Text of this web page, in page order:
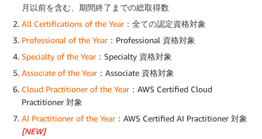
月以前を含む、期間終了までの総取得数
All Certifications of the Year：全ての認定資格対象
Professional of the Year：Professional 資格対象
Specialty of the Year：Specialty 資格対象
Associate of the Year：Associate 資格対象
Cloud Practitioner of the Year：AWS Certified Cloud
Practitioner 対象
AI Practitioner of the Year：AWS Certified AI Practitioner 対象
[NEW]